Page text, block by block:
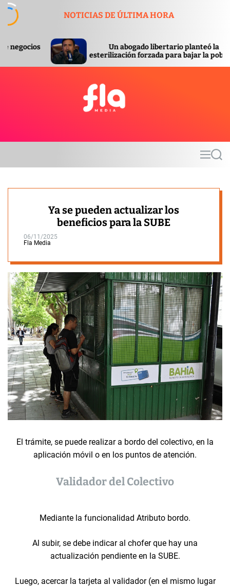
t
NOTICIAS DE ÚLTIMA HORA
Un abogado libertario planteó la
esterilización forzada para bajar la pobreza
Se
a
MS
Ya se pueden actualizar los
beneficios para la SUBE
06/11/2025
Fla Media
El trámite, se puede realizar a bordo del colectivo, en la
aplicación móvil o en los puntos de atención.
Validador del Colectivo
Mediante la funcionalidad Atributo bordo.
Al subir, se debe indicar al chofer que hay una
actualización pendiente en la SUBE.
Luego, acercar la tarjeta al validador (en el mismo lugar